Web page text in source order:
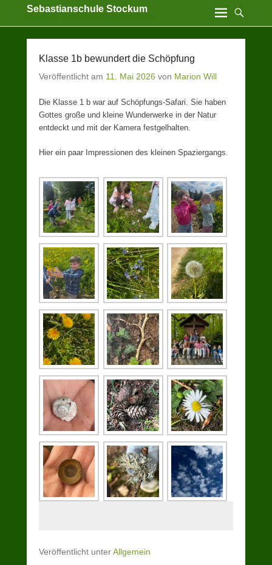
Sebastianschule Stockum
Klasse 1b bewundert die Schöpfung
Veröffentlicht am 11. Mai 2026 von Marion Will
Die Klasse 1 b war auf Schöpfungs-Safari. Sie haben
Gottes große und kleine Wunderwerke in der Natur
entdeckt und mit der Kamera festgelhalten.
Hier ein paar Impressionen des kleinen Spaziergangs.
Veröffentlicht unterAllgemein